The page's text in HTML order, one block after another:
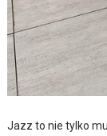
Jazz to nie tylko